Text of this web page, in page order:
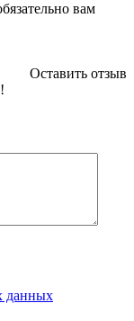
вам
Оставить отзыв
данных